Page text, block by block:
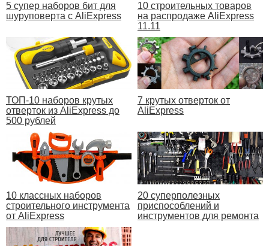
5 супер наборов бит для
шуруповерта с AliExpress
10 строительных товаров
на распродаже AliExpress
11.11
ТОП-10 наборов крутых
отверток из AliExpress до
500 рублей
7 крутых отверток от
AliExpress
10 классных наборов
строительного инструмента
от AliExpress
20 суперполезных
приспособлений и
инструментов для ремонта